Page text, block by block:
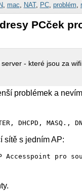
, mac NAT, PC, problém
PCček
- které jsou za
problémek a
DHCPD,
sítě s jedním AP:
pro